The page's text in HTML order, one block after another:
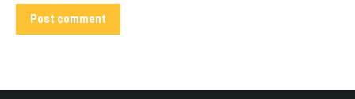
Post comment